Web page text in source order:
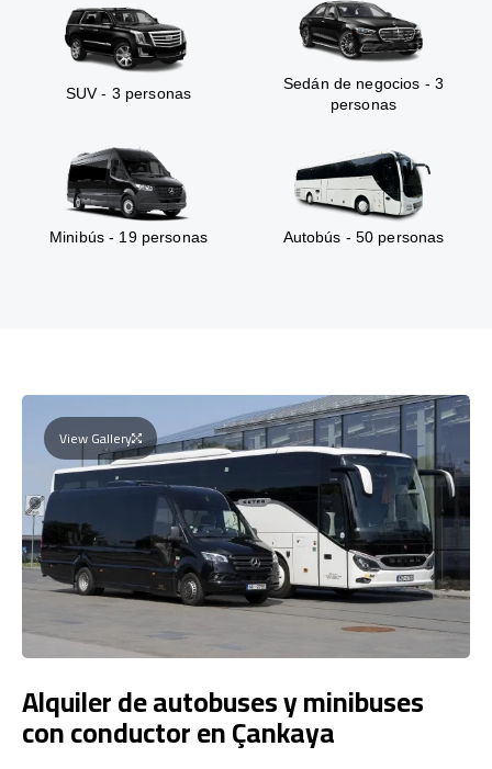
SUV - 3 personas
Sedán de negocios - 3
personas
Minibús - 19 personas Autobús - 50 personas
View Gallery
Alquiler de autobuses y minibuses
con conductor en Çankaya